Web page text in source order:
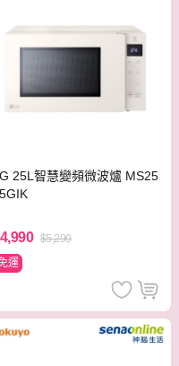
25L智慧變頻微波爐 MS25
$5,290
運